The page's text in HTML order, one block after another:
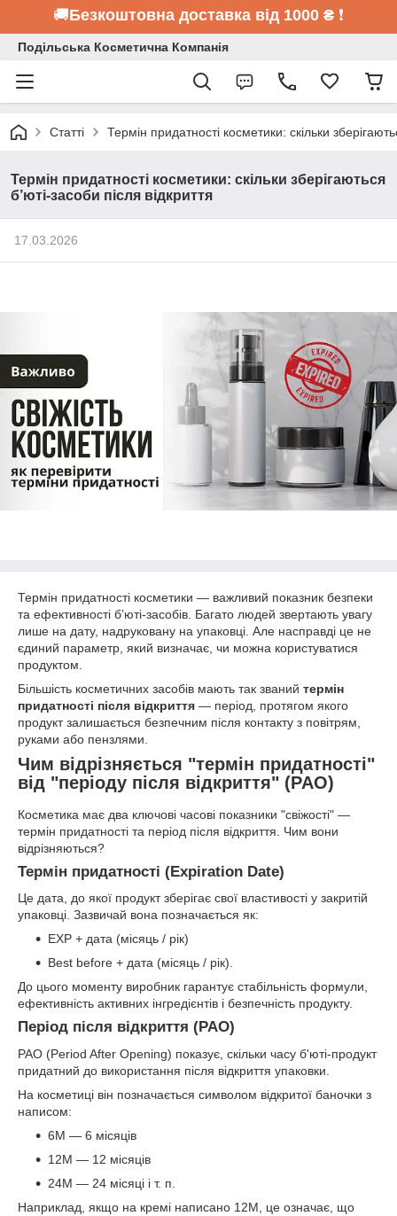
🚚Безкоштовна доставка від 1000 ₴ ❗
Подільська Косметична Компанія
Статті Термін придатності косметики: скільки
Термін придатності косметики: скільки зберігаються
б’юті-засоби після відкриття
17.03.2026
Термін придатності косметики — важливий показник безпеки
та ефективності б’юті-засобів. Багато людей звертають увагу
лише на дату, надруковану на упаковці. Але насправді це не
єдиний параметр, який визначає, чи можна користуватися
продуктом.
Більшість косметичних засобів мають так званий термін
придатності після відкриття — період, протягом якого
продукт залишається безпечним після контакту з повітрям,
руками або пензлями.
Чим відрізняється "термін придатності"
від "періоду після відкриття" (PAO)
Косметика має два ключові часові показники "свіжості" —
термін придатності та період після відкриття. Чим вони
відрізняються?
Термін придатності (Expiration Date)
Це дата, до якої продукт зберігає свої властивості у закритій
упаковці. Зазвичай вона позначається як:
EXP + дата (місяць / рік)
Best before + дата (місяць / рік).
До цього моменту виробник гарантує стабільність формули,
ефективність активних інгредієнтів і безпечність продукту.
Період після відкриття (PAO)
PAO (Period After Opening) показує, скільки часу б'юті-продукт
придатний до використання після відкриття упаковки.
На косметиці він позначається символом відкритої баночки з
написом:
6M — 6 місяців
12M — 12 місяців
24M — 24 місяці і т. п.
Наприклад, якщо на кремі написано 12M, це означає, що